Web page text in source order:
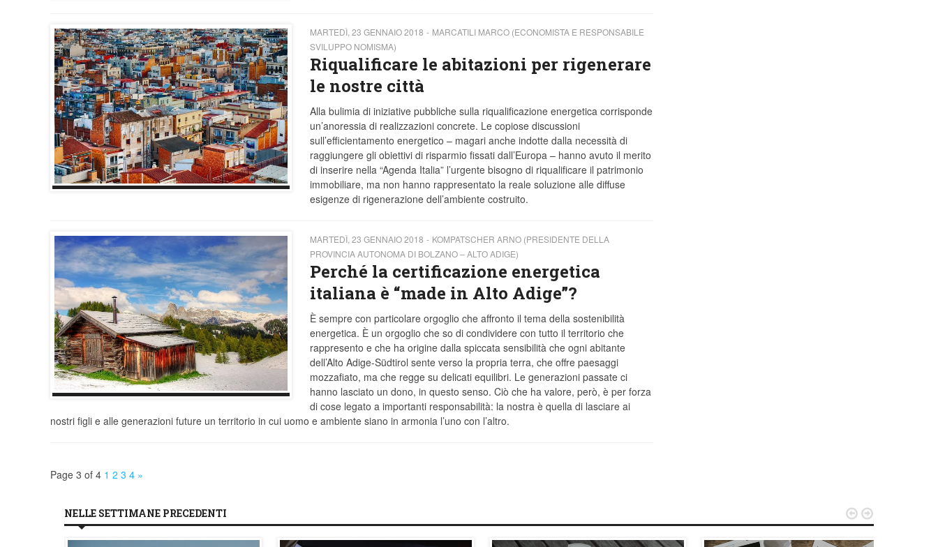
MARTEDÌ, 23 GENNAIO 2018
MARCATILI MARCO (ECONOMISTA E RESPONSABILE
SVILUPPO NOMISMA)
Riqualificare le abitazioni per rigenerare
le nostre città
Alla bulimia di iniziative pubbliche sulla riqualificazione energetica corrisponde
un’anoressia di realizzazioni concrete. Le copiose discussioni
sull’efficientamento energetico – magari anche indotte dalla necessità di
raggiungere gli obiettivi di risparmio fissati dall’Europa – hanno avuto il merito
di inserire nella “Agenda Italia” l’urgente bisogno di riqualificare il patrimonio
immobiliare, ma non hanno rappresentato la reale soluzione alle diffuse
esigenze di rigenerazione dell’ambiente costruito.
MARTEDÌ, 23 GENNAIO 2018
KOMPATSCHER ARNO (PRESIDENTE DELLA
PROVINCIA AUTONOMA DI BOLZANO – ALTO ADIGE)
Perché la certificazione energetica
italiana è “made in Alto Adige”?
È sempre con particolare orgoglio che affronto il tema della sostenibilità
energetica. È un orgoglio che so di condividere con tutto il territorio che
rappresento e che ha origine dalla spiccata sensibilità che ogni abitante
dell’Alto Adige-Südtirol sente verso la propria terra, che offre paesaggi
mozzafiato, ma che regge su delicati equilibri. Le generazioni passate ci
hanno lasciato un dono, in questo senso. Ciò che ha valore, però, è per forza
di cose legato a importanti responsabilità: la nostra è quella di lasciare ai
nostri figli e alle generazioni future un territorio in cui uomo e ambiente siano in armonia l’uno con l’altro.
Page 3 of 4 1 2 3 4 »
NELLE SETTIMANE PRECEDENTI  